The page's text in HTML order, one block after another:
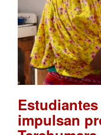
impulsan